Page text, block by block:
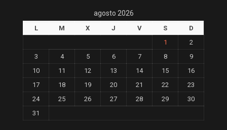
agosto 2026
L M X J V S
D
1
2
3
4 5 6 7 8
9
10
11 12 13 14 15
16
17
18 19 20 21 22
23
24
25 26 27 28 29
30
31